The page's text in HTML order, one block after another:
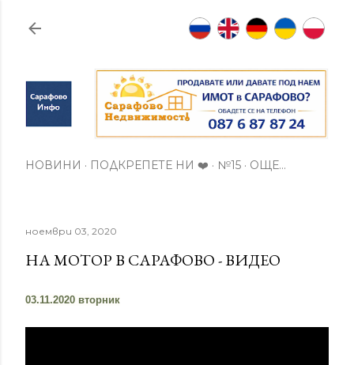
Пропускане към основното съдържание
НОВИНИ ПОДКРЕПЕТЕ НИ ❤️ №15 ОЩЕ…
ноември 03, 2020
НА МОТОР В САРАФОВО - ВИДЕО
03.11.2020 вторник